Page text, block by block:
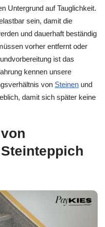
Untergrund auf Tauglichkeit.
sein, damit die
und dauerhaft beständig
vorher entfernt oder
ist das
kennen unsere
von Steinen und
damit sich später keine